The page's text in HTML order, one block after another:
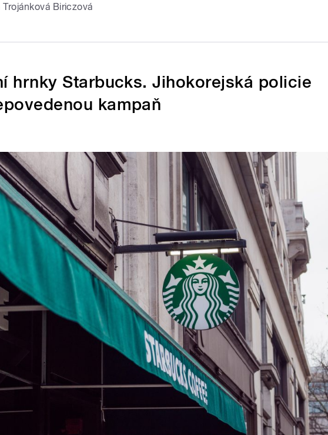
Trojánková Biriczová
hrnky Starbucks. Jihokorejská policie
kampaň